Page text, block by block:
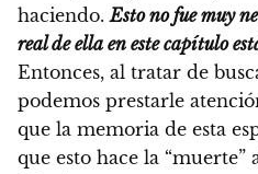
haciendo.Esto no fue muy
real de ella en este capítulo
Entonces, al tratar de
podemos prestarle
que la memoria de esta
que esto hace la “muerte”